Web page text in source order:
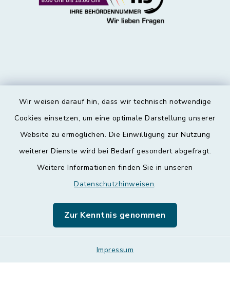
Wir weisen darauf hin, dass wir technisch notwendige
Cookies einsetzen, um eine optimale Darstellung unserer
Website zu ermöglichen. Die Einwilligung zur Nutzung
weiterer Dienste wird bei Bedarf gesondert abgefragt.
Weitere Informationen finden Sie in unseren
Datenschutzhinweisen.
Zur Kenntnis genommen
Impressum
Kontakt
Datenschutz
Leichte Sprache
Sitemap